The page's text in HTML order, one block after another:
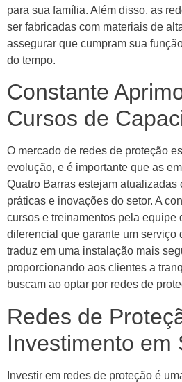
para sua família. Além disso, as
ser fabricadas com materiais de
assegurar que cumpram sua
do tempo.
Constante
Cursos de
O mercado de redes de proteção
evolução, e é importante que as
Quatro Barras estejam atualizadas
práticas e inovações do setor. A
cursos e treinamentos pela equipe
diferencial que garante um serviço
traduz em uma instalação mais
proporcionando aos clientes a
buscam ao optar por redes de
Redes de
Investimento em
Investir em redes de proteção é